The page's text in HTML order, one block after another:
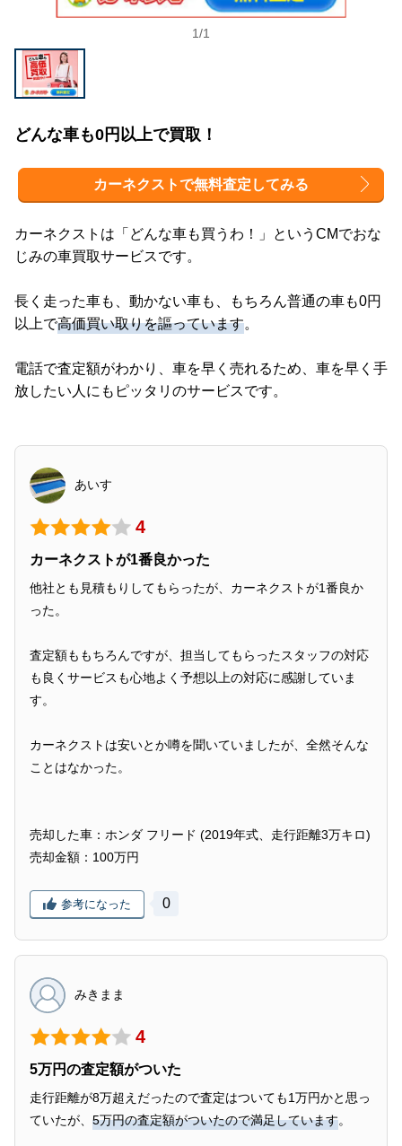
1/1
どんな車も0円以上で買取！
カーネクストで無料査定してみる
カーネクストは「どんな車も買うわ！」というCMでおな
じみの車買取サービスです。
長く走った車も、動かない車も、もちろん普通の車も0円
以上で高価買い取りを謳っています。
電話で査定額がわかり、車を早く売れるため、車を早く手
放したい人にもピッタリのサービスです。
あいす
4
カーネクストが1番良かった
他社とも見積もりしてもらったが、カーネクストが1番良か
った。
査定額ももちろんですが、担当してもらったスタッフの対応
も良くサービスも心地よく予想以上の対応に感謝していま
す。
カーネクストは安いとか噂を聞いていましたが、全然そんな
ことはなかった。
売却した車：ホンダ フリード (2019年式、走行距離3万キロ)
売却金額：100万円
参考になった 0
みきまま
4
5万円の査定額がついた
走行距離が8万超えだったので査定はついても1万円かと思っ
ていたが、 5万円の査定額がついたので満足しています。